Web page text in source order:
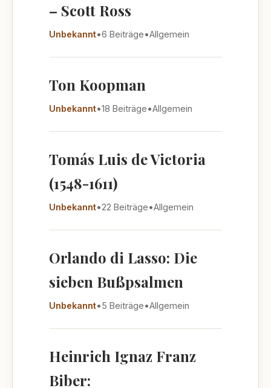
– Scott Ross
Unbekannt•6 Beiträge•Allgemein
Ton Koopman
Unbekannt•18 Beiträge•Allgemein
Tomás Luis de Victoria
(1548-1611)
Unbekannt•22 Beiträge•Allgemein
Orlando di Lasso: Die
sieben Bußpsalmen
Unbekannt•5 Beiträge•Allgemein
Heinrich Ignaz Franz
Biber: